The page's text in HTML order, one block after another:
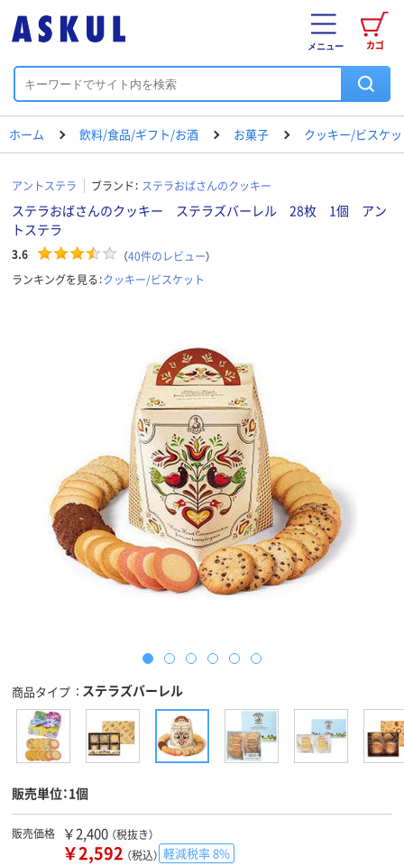
カゴ
メニュー
ホーム 飲料/食品/ギフト/お酒 お菓子 クッキー/ビスケ
アントステラ ブランド： ステラおばさんのクッキー
ステラおばさんのクッキー ステラズバーレル 28枚 1個 アン
トステラ
3.6 （40件のレビュー）
ランキングを見る：クッキー/ビスケット
商品タイプ ステラズバーレル
販売単位：1個
販売価格 ￥2,400 （税抜き）
￥2,592 （税込） 軽減税率 8%